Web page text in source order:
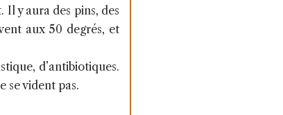
y aura des pins, des
aux 50 degrés, et
d’antibiotiques.
se vident pas.